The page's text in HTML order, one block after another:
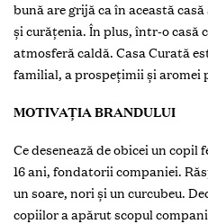
bună are grijă ca în această
şi curăţenia. În plus, într-o casă
atmosferă caldă. Casa Curată
familial, a prospeţimii şi aromei
MOTIVAŢIA BRANDULUI
Ce desenează de obicei un
16 ani, fondatorii companiei.
un soare, nori şi un curcubeu.
copiilor a apărut scopul